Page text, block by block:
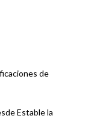
de
Estable la